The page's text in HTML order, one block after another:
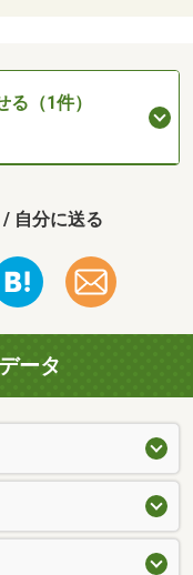
（1件）
自分に送る
ータ